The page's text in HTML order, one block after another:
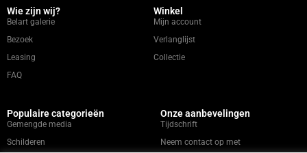
Wie zijn wij?
Belart galerie
Bezoek
Leasing
FAQ
Winkel
Mijn account
Verlanglijst
Collectie
Populaire categorieën
Gemengde media
Schilderen
Onze aanbevelingen
Tijdschrift
Neem contact op met